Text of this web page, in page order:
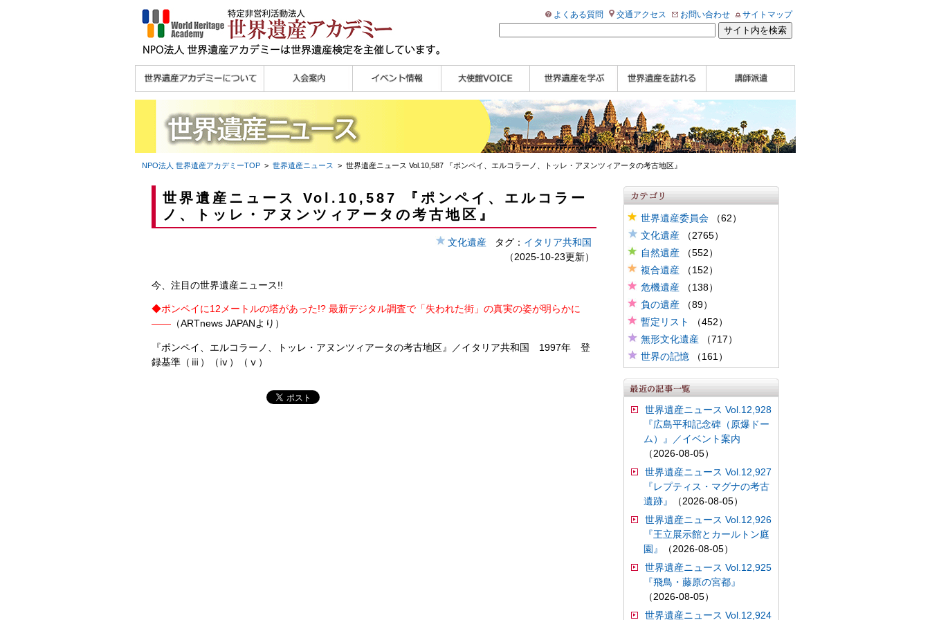
よくある質問 交通アクセス お問い合わせ サイトマップ
理念
メッセージ
主な活動内容
沿革
組織図・役員
研究員紹介 >>
宮澤 光 MIYAZAWA, Hikaru
研究員によるメディ
ア協力など
法人会員・協賛団体
／公認団体
メディア協力／プレ
スリリース
個人会員
法人会員
会報誌サンプル
会員限定ページ 講演会
大使館セミナー
展示会
講座・セミナー
ツアー情報
イベントレポート 研究員ブログ
マイスターのささや
き
WHAフォトギャラリ
ー
世界遺産応援ブログ
世界遺産検定公式
HP
学習アシスト動画
世界遺産ナビ
【pamon】
WHA認定講師について
WHA認定講師 紹介
動画
WHA認定講師 紹介
記事（会報誌）
自治体・民間団体関
係者の方へ
企業関係者の方へ
学校・教育関係者の
方へ
NPO法人 世界遺産アカデミーTOP> 世界遺産ニュース > 世界遺産ニュース Vol.10,587 『ポンペイ、エルコラーノ、トッレ・アヌンツィアータの考古地区』
世界遺産ニュース Vol.10,587 『ポンペイ、エルコラー
ノ、トッレ・アヌンツィアータの考古地区』
文化遺産タグ： イタリア共和国
（2025-10-23更新）
今、注目の世界遺産ニュース!!
◆ポンペイに12メートルの塔があった!? 最新デジタル調査で「失われた街」の真実の姿が明らかに
――（ARTnews JAPANより）
『ポンペイ、エルコラーノ、トッレ・アヌンツィアータの考古地区』／イタリア共和国 1997年 登
録基準（ⅲ）（ⅳ）（ⅴ）
世界遺産委員会（62）
文化遺産（2765）
自然遺産（552）
複合遺産（152）
危機遺産（138）
負の遺産（89）
暫定リスト
（452）
無形文化遺産（717）
世界の記憶（161）
世界遺産ニュース Vol.12,928
『広島平和記念碑（原爆ドー
ム）』／イベント案内
（2026-08-05）
世界遺産ニュース Vol.12,927
『レプティス・マグナの考古
遺跡』
（2026-08-05）
世界遺産ニュース Vol.12,926
『王立展示館とカールトン庭
園』
（2026-08-05）
世界遺産ニュース Vol.12,925
『飛鳥・藤原の宮都』
（2026-08-05）
世界遺産ニュース Vol.12,924